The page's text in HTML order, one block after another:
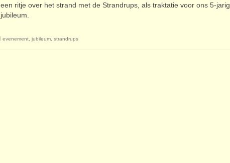
een ritje over het strand met de Strandrups, als traktatie voor ons 5-jarig
jubileum.
evenement, jubileum, strandrups